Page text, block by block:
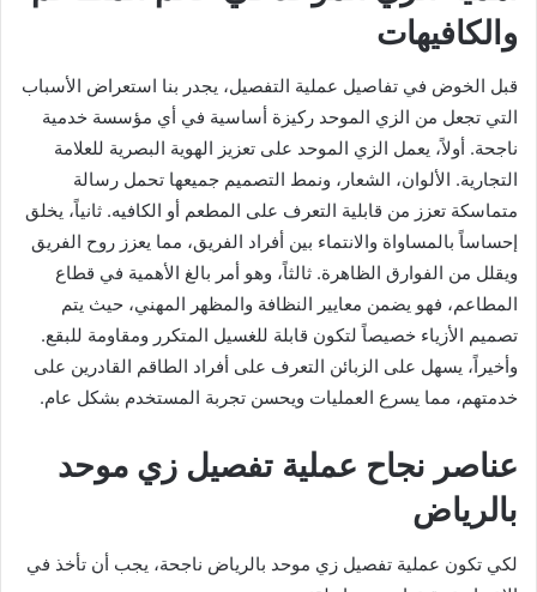
والكافيهات
قبل الخوض في تفاصيل عملية التفصيل، يجدر بنا استعراض الأسباب
التي تجعل من الزي الموحد ركيزة أساسية في أي مؤسسة خدمية
ناجحة. أولاً، يعمل الزي الموحد على تعزيز الهوية البصرية للعلامة
التجارية. الألوان، الشعار، ونمط التصميم جميعها تحمل رسالة
متماسكة تعزز من قابلية التعرف على المطعم أو الكافيه. ثانياً، يخلق
إحساساً بالمساواة والانتماء بين أفراد الفريق، مما يعزز روح الفريق
ويقلل من الفوارق الظاهرة. ثالثاً، وهو أمر بالغ الأهمية في قطاع
المطاعم، فهو يضمن معايير النظافة والمظهر المهني، حيث يتم
تصميم الأزياء خصيصاً لتكون قابلة للغسيل المتكرر ومقاومة للبقع.
وأخيراً، يسهل على الزبائن التعرف على أفراد الطاقم القادرين على
خدمتهم، مما يسرع العمليات ويحسن تجربة المستخدم بشكل عام.
عناصر نجاح عملية تفصيل زي موحد
بالرياض
لكي تكون عملية تفصيل زي موحد بالرياض ناجحة، يجب أن تأخذ في